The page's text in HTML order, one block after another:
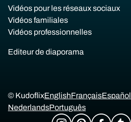
Vidéos pour les réseaux sociaux
Vidéos familiales
Vidéos professionnelles
Editeur de diaporama
© KudoflixEnglishFrançaisEspañol
NederlandsPortuguês